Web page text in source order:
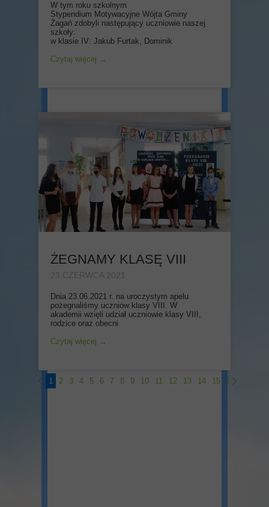
W tym roku szkolnym
Stypendium Motywacyjne Wójta Gminy
Żagań zdobyli następujący uczniowie naszej
szkoły:
w klasie IV: Jakub Furtak, Dominik
Czytaj więcej →
ŻEGNAMY KLASĘ VIII
23 CZERWCA 2021
Dnia 23.06.2021 r. na uroczystym apelu
pożegnaliśmy uczniów klasy VIII. W
akademii wzięli udział uczniowie klasy VIII,
rodzice oraz obecni
Czytaj więcej →
1 2 3 4 5 6 7 8 9 10 11 12 13 14 15 16